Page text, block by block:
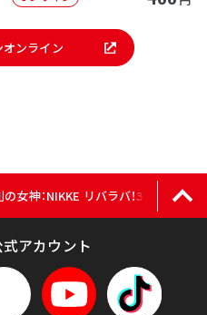
ンライン
女神：NIKKE リバラバ！3
アカウント